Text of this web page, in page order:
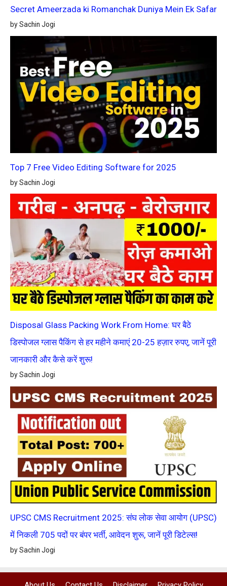
Secret Ameerzada ki Romanchak Duniya Mein Ek Safar
by Sachin Jogi
Top 7 Free Video Editing Software for 2025
by Sachin Jogi
Disposal Glass Packing Work From Home: घर बैठे
डिस्पोजल ग्लास पैकिंग से हर महीने कमाएं 20-25 हज़ार रुपए, जानें पूरी
जानकारी और कैसे करें शुरू!
by Sachin Jogi
UPSC CMS Recruitment 2025: संघ लोक सेवा आयोग (UPSC)
में निकली 705 पदों पर बंपर भर्ती, आवेदन शुरू, जानें पूरी डिटेल्स!
by Sachin Jogi